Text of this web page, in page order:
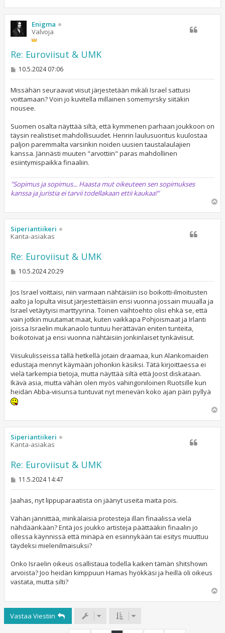
ö
Enigma
Valvoja
Re: Euroviisut & UMK
V
s
t
i
10.5.2024 07:06
Missähän seuraavat viisut järjestetään mikäli Israel sattuisi
voittamaan? Voin jo kuvitella millainen somemyrsky siitäkin
nousee.
Suomen osalta näyttää siltä, että kymmenen parhaan joukkoon on
täysin realistiset mahdollisuudet. Henrin laulusuoritus kuulostaa
paljon paremmalta varsinkin noiden uusien taustalaulajien
kanssa. Jännästi muuten "arvottiin" paras mahdollinen
esiintymispaikka finaaliin.
"Sopimus ja sopimus... Haasta mut oikeuteen sen sopimukses
kanssa ja juristia ei tarvii todellakaan ettii kaukaa!"
ö
Siperiantiikeri
Kanta-asiakas
Re: Euroviisut & UMK
V
s
t
i
10.5.2024 20:29
Jos Israel voittaisi, niin varmaan nähtäisiin iso boikotti-ilmoitusten
aalto ja lopulta viisut järjestettäisiin ensi vuonna jossain muualla ja
Israel vetäytyisi marttyyrina. Toinen vaihtoehto olisi ehkä se, että
vain jotkin muutamat maat, kuten vaikkapa Pohjoismaat ja Irlanti
joissa Israelin mukanaolo tuntuu herättävän eniten tunteita,
boikotoivat ja ensi vuonna nähtäisiin jonkinlaiset tynkäviisut.
Viisukulisseissa tällä hetkellä jotain draamaa, kun Alankomaiden
edustaja mennyt käymään johonkin käsiksi. Tätä kirjoittaessa ei
vielä tarkempia tietoja, mutta näyttää siltä että Joost diskataan.
Ikävä asia, mutta vähän olen myös vahingoniloinen Ruotsille kun
heidän Abba-viisunsa tuntuvat nyt menevän koko ajan päin pyllyä
ö
Siperiantiikeri
Kanta-asiakas
Re: Euroviisut & UMK
V
s
11.5.2024 14:47
Jaahas, nyt lippuparaatista on jäänyt useita maita pois.
Vähän jännittää, minkälaisia protesteja illan finaalissa vielä
nähdäänkään? Entä jos joukko artisteja päättääkin finaalin jo
ollessa käynnissä että minäpä en esiinnykään tai esitys muuttuu
täydeksi mielenilmaisuksi?
Onko Israelin oikeus osallistaua todella kaiken tämän shitshown
arvoista? Joo heidän kimppuun Hamas hyökkäsi ja heillä oli oikeus
vastata, mutta silti?
Vastaa Viestiin